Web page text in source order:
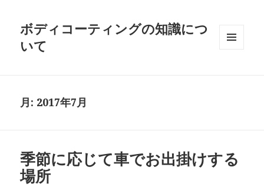
ボディコーティングの知識につ
いて
月: 2017年7月
季節に応じて車でお出掛けする
場所